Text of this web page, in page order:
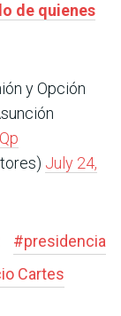
de quienes
y Opción
July 24,
#presidencia
Cartes